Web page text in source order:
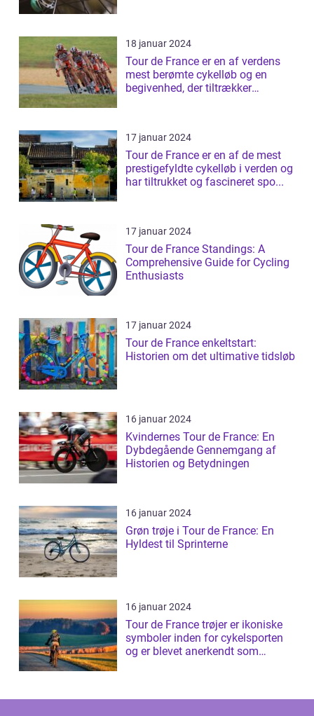
18 januar 2024
Tour de France er en af verdens
mest berømte cykelløb og en
begivenhed, der tiltrækker
17 januar 2024
Tour de France er en af de mest
prestigefyldte cykelløb i verden og
har tiltrukket og fascineret spo...
17 januar 2024
Tour de France Standings: A
Comprehensive Guide for Cycling
Enthusiasts
17 januar 2024
Tour de France enkeltstart:
Historien om det ultimative tidsløb
16 januar 2024
Kvindernes Tour de France: En
Dybdegående Gennemgang af
Historien og Betydningen
16 januar 2024
Grøn trøje i Tour de France: En
Hyldest til Sprinterne
16 januar 2024
Tour de France trøjer er ikoniske
symboler inden for cykelsporten
og er blevet anerkendt som